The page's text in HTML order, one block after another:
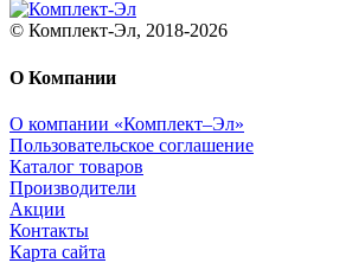
© Комплект-Эл, 2018-2026
О Компании
О компании «Комплект–Эл»
Пользовательское соглашение
Каталог товаров
Производители
Акции
Контакты
Карта сайта